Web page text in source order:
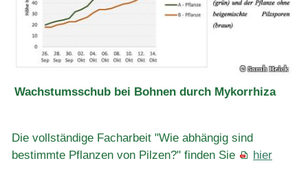
Wachstumsschub bei Bohnen durch Mykorrhiza
Die vollständige Facharbeit "Wie abhängig sind
bestimmte Pflanzen von Pilzen?" finden Sie
hier